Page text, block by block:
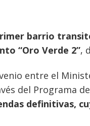
barrio
“Oro Verde 2”,
entre el
del Programa
definitivas,